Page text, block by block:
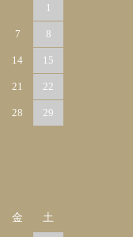
1
7 8
14 15
21 22
28 29
金 土